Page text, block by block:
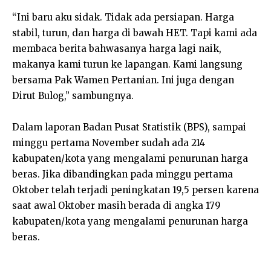
“Ini baru aku sidak. Tidak ada persiapan. Harga
stabil, turun, dan harga di bawah HET. Tapi kami ada
membaca berita bahwasanya harga lagi naik,
makanya kami turun ke lapangan. Kami langsung
bersama Pak Wamen Pertanian. Ini juga dengan
Dirut Bulog,” sambungnya.
Dalam laporan Badan Pusat Statistik (BPS), sampai
minggu pertama November sudah ada 214
kabupaten/kota yang mengalami penurunan harga
beras. Jika dibandingkan pada minggu pertama
Oktober telah terjadi peningkatan 19,5 persen karena
saat awal Oktober masih berada di angka 179
kabupaten/kota yang mengalami penurunan harga
beras.